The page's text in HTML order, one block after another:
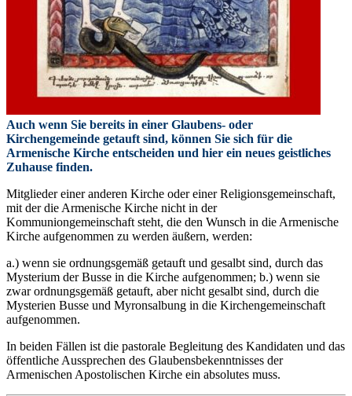
Auch wenn Sie bereits in einer Glaubens- oder
Kirchengemeinde getauft sind, können Sie sich für die
Armenische Kirche entscheiden und hier ein neues geistliches
Zuhause finden.
Mitglieder einer anderen Kirche oder einer Religionsgemeinschaft,
mit der die Armenische Kirche nicht in der
Kommuniongemeinschaft steht, die den Wunsch in die Armenische
Kirche aufgenommen zu werden äußern, werden:
a.) wenn sie ordnungsgemäß getauft und gesalbt sind, durch das
Mysterium der Busse in die Kirche aufgenommen; b.) wenn sie
zwar ordnungsgemäß getauft, aber nicht gesalbt sind, durch die
Mysterien Busse und Myronsalbung in die Kirchengemeinschaft
aufgenommen.
In beiden Fällen ist die pastorale Begleitung des Kandidaten und das
öffentliche Aussprechen des Glaubensbekenntnisses der
Armenischen Apostolischen Kirche ein absolutes muss.